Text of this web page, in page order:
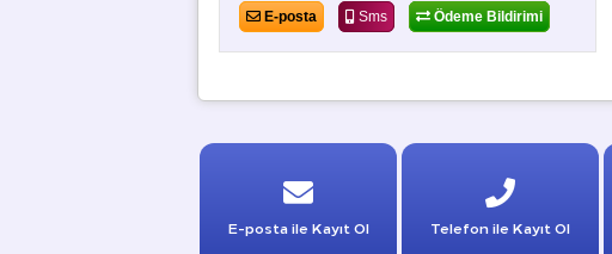
E-posta Sms Ödeme Bildirimi
E-posta ile Kayıt Ol Telefon ile Kayıt Ol